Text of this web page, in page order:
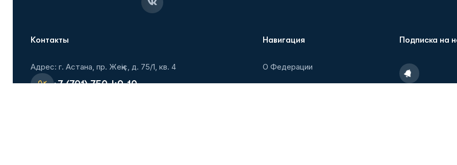
Контакты
Адрес: г. Астана, пр. Жеңіс, д. 75/1, кв. 4
+7 (701) 750-49-10
Навигация
О Федерации
Подписка на